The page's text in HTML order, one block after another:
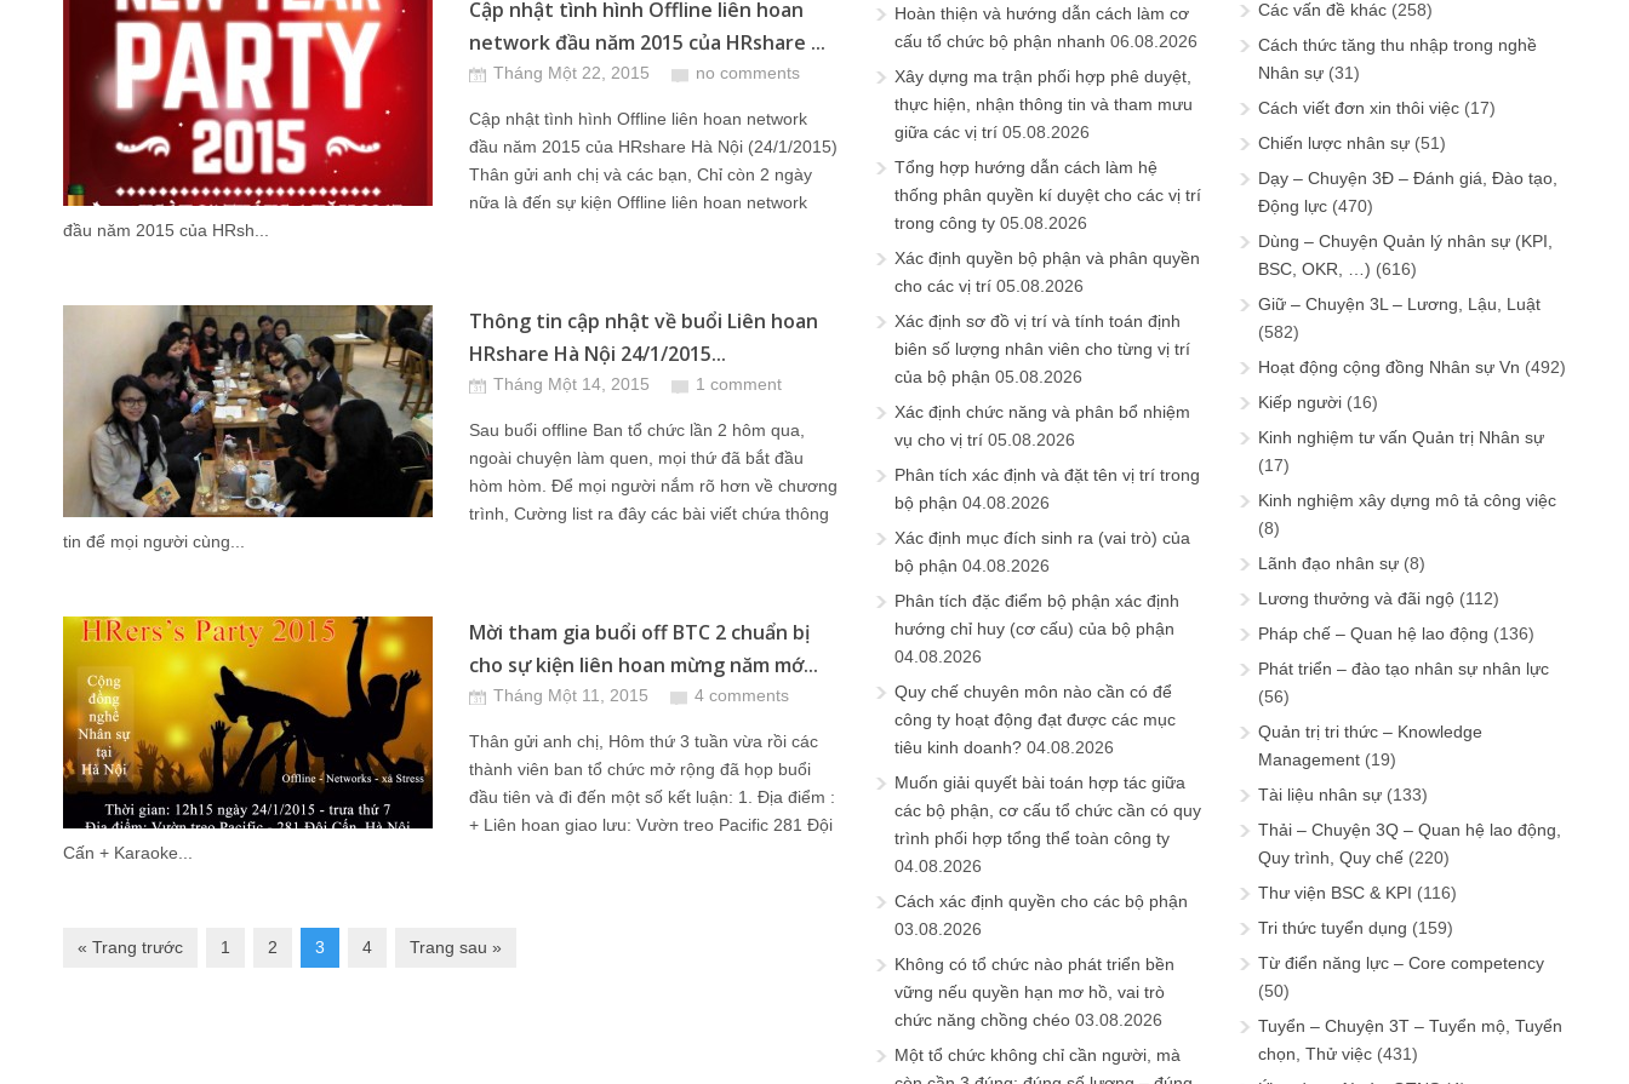
Cập nhật tình hình Offline liên hoan
network đầu năm 2015 của HRshare ...
Tháng Một 22, 2015 no comments
Cập nhật tình hình Offline liên hoan network
đầu năm 2015 của HRshare Hà Nội (24/1/2015)
Thân gửi anh chị và các bạn, Chỉ còn 2 ngày
nữa là đến sự kiện Offline liên hoan network
đầu năm 2015 của HRsh...
Thông tin cập nhật về buổi Liên hoan
HRshare Hà Nội 24/1/2015...
Tháng Một 14, 2015 1 comment
Sau buổi offline Ban tổ chức lần 2 hôm qua,
ngoài chuyện làm quen, mọi thứ đã bắt đầu
hòm hòm. Để mọi người nắm rõ hơn về chương
trình, Cường list ra đây các bài viết chứa thông
tin để mọi người cùng...
Mời tham gia buổi off BTC 2 chuẩn bị
cho sự kiện liên hoan mừng năm mớ...
Tháng Một 11, 2015 4 comments
Thân gửi anh chị, Hôm thứ 3 tuần vừa rồi các
thành viên ban tổ chức mở rộng đã họp buổi
đầu tiên và đi đến một số kết luận: 1. Địa điểm :
+ Liên hoan giao lưu: Vườn treo Pacific 281 Đội
Cấn + Karaoke...
« Trang trước 1 2 3 4 Trang sau »
Hoàn thiện và hướng dẫn cách làm cơ
cấu tổ chức bộ phận nhanh 06.08.2026
Xây dựng ma trận phối hợp phê duyệt,
thực hiện, nhận thông tin và tham mưu
giữa các vị trí 05.08.2026
Tổng hợp hướng dẫn cách làm hệ
thống phân quyền kí duyệt cho các vị trí
trong công ty 05.08.2026
Xác định quyền bộ phận và phân quyền
cho các vị trí 05.08.2026
Xác định sơ đồ vị trí và tính toán định
biên số lượng nhân viên cho từng vị trí
của bộ phận 05.08.2026
Xác định chức năng và phân bổ nhiệm
vụ cho vị trí 05.08.2026
Phân tích xác định và đặt tên vị trí trong
bộ phận 04.08.2026
Xác định mục đích sinh ra (vai trò) của
bộ phận 04.08.2026
Phân tích đặc điểm bộ phận xác định
hướng chỉ huy (cơ cấu) của bộ phận
04.08.2026
Quy chế chuyên môn nào cần có để
công ty hoạt động đạt được các mục
tiêu kinh doanh? 04.08.2026
Muốn giải quyết bài toán hợp tác giữa
các bộ phận, cơ cấu tổ chức cần có quy
trình phối hợp tổng thể toàn công ty
04.08.2026
Cách xác định quyền cho các bộ phận
03.08.2026
Không có tổ chức nào phát triển bền
vững nếu quyền hạn mơ hồ, vai trò
chức năng chồng chéo 03.08.2026
Một tổ chức không chỉ cần người, mà
Các vấn đề khác (258)
Cách thức tăng thu nhập trong nghề
Nhân sự (31)
Cách viết đơn xin thôi việc (17)
Chiến lược nhân sự (51)
Dạy – Chuyện 3Đ – Đánh giá, Đào tạo,
Động lực (470)
Dùng – Chuyện Quản lý nhân sự (KPI,
BSC, OKR, …) (616)
Giữ – Chuyện 3L – Lương, Lậu, Luật
(582)
Hoạt động cộng đồng Nhân sự Vn (492)
Kiếp người (16)
Kinh nghiệm tư vấn Quản trị Nhân sự
(17)
Kinh nghiệm xây dựng mô tả công việc
(8)
Lãnh đạo nhân sự (8)
Lương thưởng và đãi ngộ (112)
Pháp chế – Quan hệ lao động (136)
Phát triển – đào tạo nhân sự nhân lực
(56)
Quản trị tri thức – Knowledge
Management (19)
Tài liệu nhân sự (133)
Thải – Chuyện 3Q – Quan hệ lao động,
Quy trình, Quy chế (220)
Thư viện BSC & KPI (116)
Tri thức tuyển dụng (159)
Từ điển năng lực – Core competency
(50)
Tuyển – Chuyện 3T – Tuyển mộ, Tuyển
chọn, Thử việc (431)